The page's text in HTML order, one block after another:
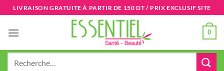
Passer
au
contenu
LIVRAISON GRATUITE À PARTIR DE 150 DT / PRIX EXCLUSIF SITE
0